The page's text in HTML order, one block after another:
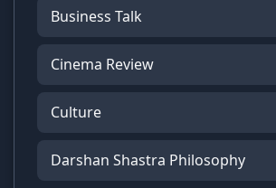
Business Talk
Cinema Review
Culture
Darshan Shastra Philosophy